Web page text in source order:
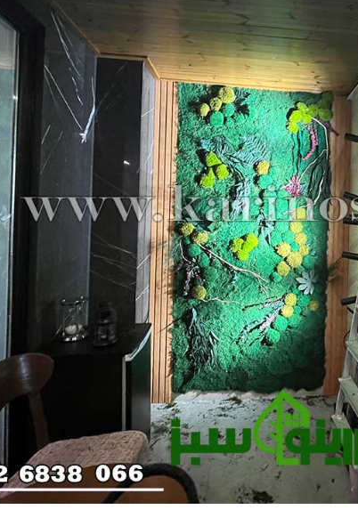
چمن مصنوعی قلوه سنگ رودخانه ای